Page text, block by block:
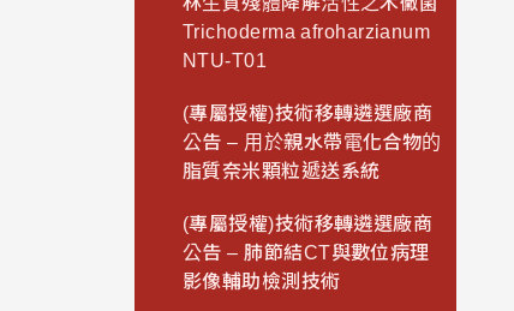
Trichoderma afroharzianum
NTU-T01
(專屬授權)技術移轉遴選廠商
公告 – 用於親水帶電化合物的
脂質奈米顆粒遞送系統
(專屬授權)技術移轉遴選廠商
公告 – 肺節結CT與數位病理
影像輔助檢測技術